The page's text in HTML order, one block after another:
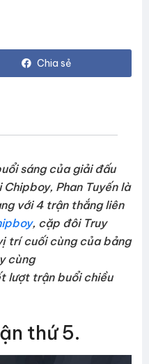
sáng của giải đấu
Phan Tuyến là
với 4 trận thắng liên
, cặp đôi Truy
trí cuối cùng của bảng
cùng
lượt trận buổi chiều
thứ 5.